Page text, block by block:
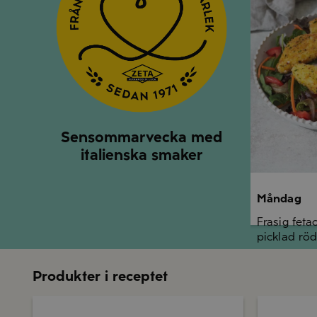
Sensommarvecka med
italienska smaker
Måndag
Frasig
picklad
Produkter i receptet